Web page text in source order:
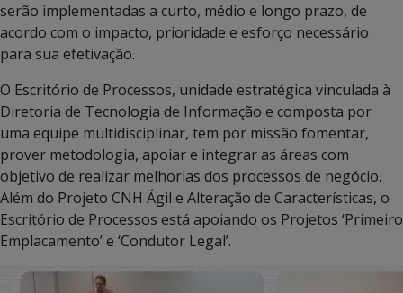
serão implementadas a curto, médio e longo prazo, de
acordo com o impacto, prioridade e esforço necessário
para sua efetivação.
O Escritório de Processos, unidade estratégica vinculada à
Diretoria de Tecnologia de Informação e composta por
uma equipe multidisciplinar, tem por missão fomentar,
prover metodologia, apoiar e integrar as áreas com
objetivo de realizar melhorias dos processos de negócio.
Além do Projeto CNH Ágil e Alteração de Características, o
Escritório de Processos está apoiando os Projetos ‘Primeiro
Emplacamento’ e ‘Condutor Legal’.